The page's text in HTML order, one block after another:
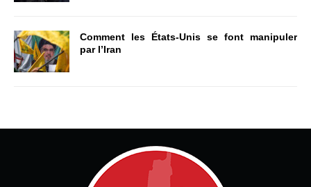
Comment les États-Unis se font manipuler
par l’Iran